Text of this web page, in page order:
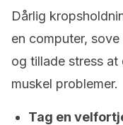
Dårlig
en computer,
og tillade stress
muskel problemer.
Tag en